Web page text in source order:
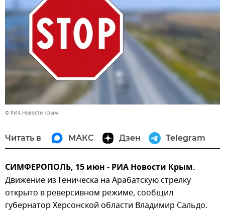
© РИА Новости Крым
Читать в МАКС Дзен Telegram
СИМФЕРОПОЛЬ, 15 июн - РИА Новости Крым.
Движение из Геническа на Арабатскую стрелку
открыто в реверсивном режиме, сообщил
губернатор Херсонской области Владимир Сальдо.